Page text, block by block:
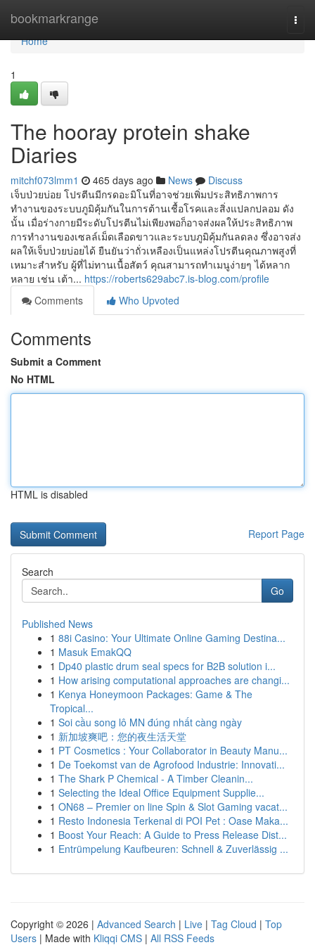
bookmarkrange
Home
Home
1
The hooray protein shake
Diaries
mitchf073lmm1 465 days ago News
Discuss
เจ็บป่วยบ่อย โปรตีนมีกรดอะมิโนที่อาจช่วยเพิ่มประสิทธิภาพการ
ทำงานของระบบภูมิคุ้มกันในการต้านเชื้อโรคและสิ่งแปลกปลอม ดัง
นั้น เมื่อร่างกายมีระดับโปรตีนไม่เพียงพอก็อาจส่งผลให้ประสิทธิภาพ
การทำงานของเซลล์เม็ดเลือดขาวและระบบภูมิคุ้มกันลดลง ซึ่งอาจส่ง
ผลให้เจ็บป่วยบ่อยได้ ยืนยันว่าถั่วเหลืองเป็นแหล่งโปรตีนคุณภาพสูงที่
เหมาะสำหรับ ผู้ที่ไม่ทานเนื้อสัตว์ คุณสามารถทำเมนูง่ายๆ ได้หลาก
หลาย เช่น เต้า... https://roberts629abc7.is-blog.com/profile
Comments
Who Upvoted
Comments
Submit a Comment
No HTML
HTML is disabled
Report Page
Search
Go
Published News
1 88i Casino: Your Ultimate Online Gaming Destina...
1 Masuk EmakQQ
1 Dp40 plastic drum seal specs for B2B solution i...
1 How arising computational approaches are changi...
1 Kenya Honeymoon Packages: Game & The
Tropical...
1 Soi cầu song lô MN đúng nhất càng ngày
1 新加坡爽吧：您的夜生活天堂
1 PT Cosmetics : Your Collaborator in Beauty Manu...
1 De Toekomst van de Agrofood Industrie: Innovati...
1 The Shark P Chemical - A Timber Cleanin...
1 Selecting the Ideal Office Equipment Supplie...
1 ON68 – Premier on line Spin & Slot Gaming vacat...
1 Resto Indonesia Terkenal di POI Pet : Oase Maka...
1 Boost Your Reach: A Guide to Press Release Dist...
1 Entrümpelung Kaufbeuren: Schnell & Zuverlässig ...
Copyright © 2026 | Advanced Search | Live | Tag Cloud | Top
Users | Made with Kliqqi CMS | All RSS Feeds